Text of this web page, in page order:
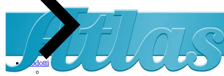
Prodotti